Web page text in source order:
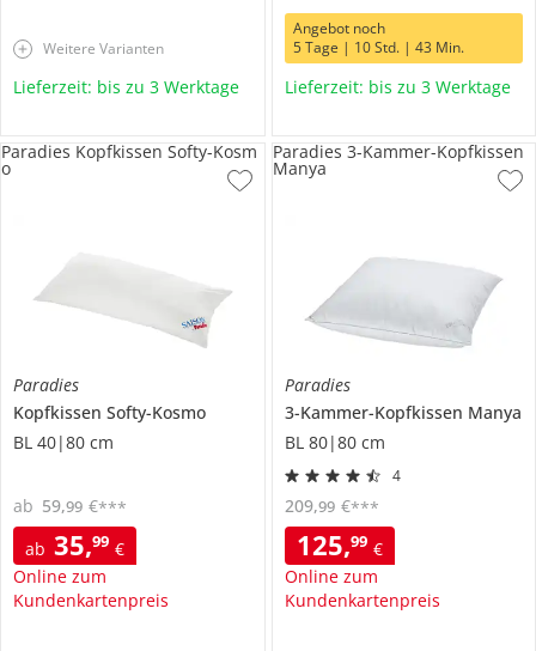
Weitere Varianten
Lieferzeit: bis zu 3 Werktage
Angebot noch
5 Tage | 10 Std. | 43 Min.
Lieferzeit: bis zu 3 Werktage
Paradies
Kopfkissen Softy-Kosmo
BL 40|80 cm
ab 35,99 €
Online zum
Kundenkartenpreis
ab 59,99 €***
Paradies Kopfkissen Softy-Kosm
o
Paradies
3-Kammer-Kopfkissen Manya
BL 80|80 cm
4
125,99 €
Online zum
Kundenkartenpreis
209,99 €***
Paradies 3-Kammer-Kopfkissen
Manya